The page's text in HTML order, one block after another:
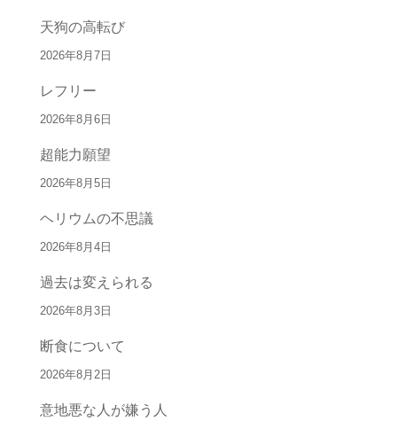
天狗の高転び
2026年8月7日
レフリー
2026年8月6日
超能力願望
2026年8月5日
ヘリウムの不思議
2026年8月4日
過去は変えられる
2026年8月3日
断食について
2026年8月2日
意地悪な人が嫌う人